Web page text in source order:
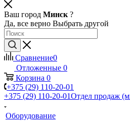
Ваш город Минск ?
Да, все верно Выбрать другой
Сравнение0
Отложенные 0
Корзина 0
+375 (29) 110-20-01
+375 (29) 110-20-01Отдел продаж
Оборудование